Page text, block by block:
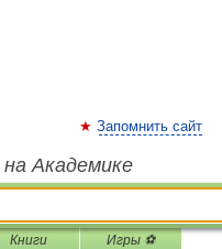
Запомнить сайт
Академике
Книги Игры ⚽